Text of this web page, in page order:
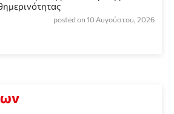
posted on 10 Αυγούστου, 2026